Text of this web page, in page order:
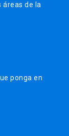
áreas de la
ponga en